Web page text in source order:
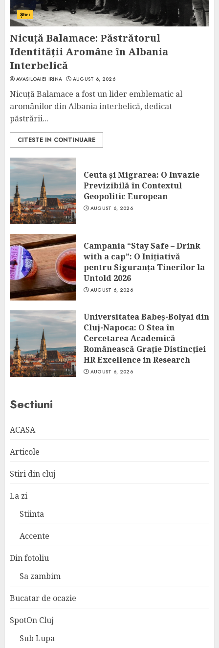
Știri
Nicuță Balamace: Păstrătorul
Identității Aromâne în Albania
Interbelică
AVASILOAIEI IRINA AUGUST 6, 2026
Nicuță Balamace a fost un lider emblematic al
aromânilor din Albania interbelică, dedicat
păstrării...
CITESTE IN CONTINUARE
Ceuta și Migrarea: O Invazie
Previzibilă în Contextul
Geopolitic European
AUGUST 6, 2026
Campania “Stay Safe – Drink
with a cap”: O Inițiativă
pentru Siguranța Tinerilor la
Untold 2026
AUGUST 6, 2026
Universitatea Babeș-Bolyai din
Cluj-Napoca: O Stea în
Cercetarea Academică
Românească Grație Distincției
HR Excellence in Research
AUGUST 6, 2026
Sectiuni
ACASA
Articole
Stiri din cluj
La zi
Stiinta
Accente
Din fotoliu
Sa zambim
Bucatar de ocazie
SpotOn Cluj
Sub Lupa